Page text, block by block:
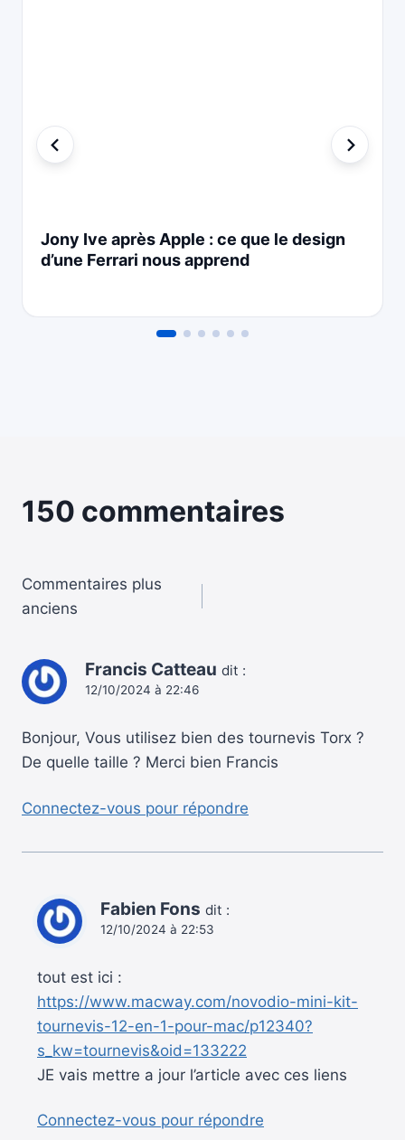
Jony Ive après Apple : ce que le design
d’une Ferrari nous apprend
150 commentaires
Navigation
les
commentaires
Commentaires plus
anciens
Francis Catteau dit :
12/10/2024 à 22:46
Bonjour, Vous utilisez bien des tournevis Torx ?
De quelle taille ? Merci bien Francis
Connectez-vous pour répondre
Fabien Fons dit :
12/10/2024 à 22:53
tout est ici :
https://www.macway.com/novodio-mini-kit-
tournevis-12-en-1-pour-mac/p12340?
s_kw=tournevis&oid=133222
JE vais mettre a jour l’article avec ces liens
Connectez-vous pour répondre